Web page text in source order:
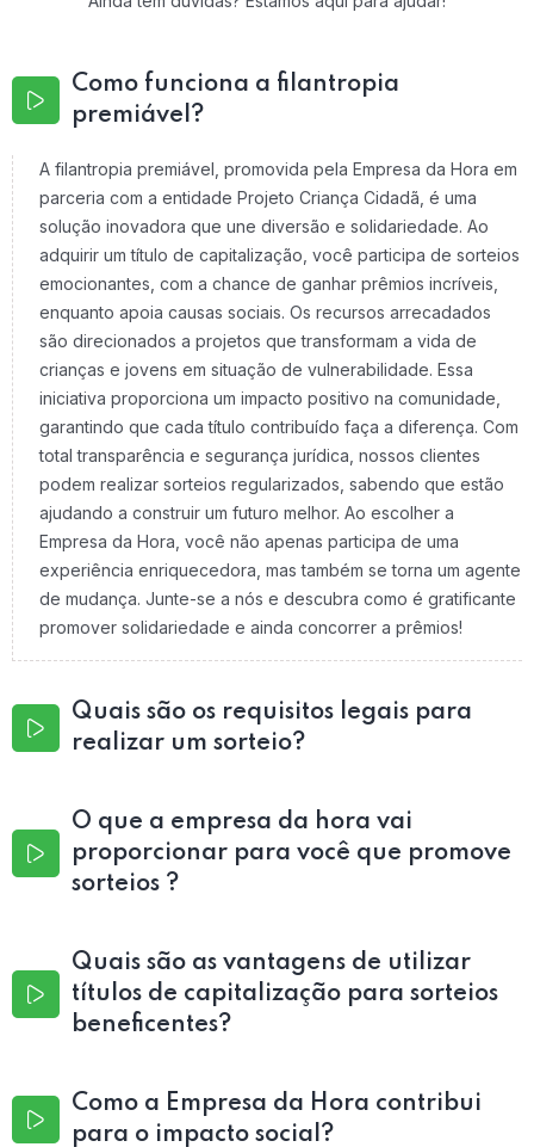
Como funciona a filantropia
premiável?
A filantropia premiável, promovida pela Empresa da Hora em
parceria com a entidade Projeto Criança Cidadã, é uma
solução inovadora que une diversão e solidariedade. Ao
adquirir um título de capitalização, você participa de sorteios
emocionantes, com a chance de ganhar prêmios incríveis,
enquanto apoia causas sociais. Os recursos arrecadados
são direcionados a projetos que transformam a vida de
crianças e jovens em situação de vulnerabilidade. Essa
iniciativa proporciona um impacto positivo na comunidade,
garantindo que cada título contribuído faça a diferença. Com
total transparência e segurança jurídica, nossos clientes
podem realizar sorteios regularizados, sabendo que estão
ajudando a construir um futuro melhor. Ao escolher a
Empresa da Hora, você não apenas participa de uma
experiência enriquecedora, mas também se torna um agente
de mudança. Junte-se a nós e descubra como é gratificante
promover solidariedade e ainda concorrer a prêmios!
Quais são os requisitos legais para
realizar um sorteio?
O que a empresa da hora vai
proporcionar para você que promove
sorteios ?
Quais são as vantagens de utilizar
títulos de capitalização para sorteios
beneficentes?
Como a Empresa da Hora contribui
para o impacto social?